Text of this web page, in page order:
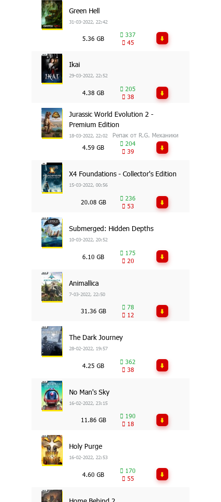
Green Hell
31-03-2022, 22:42
5.36 GB
337
45
Ikai
29-03-2022, 22:52
4.38 GB
205
38
Jurassic World Evolution 2 -
Premium Edition
18-03-2022, 22:02
Репак от R.G. Механики
4.59 GB
204
39
X4 Foundations - Collector's Edition
15-03-2022, 00:56
20.08 GB
236
53
Submerged: Hidden Depths
10-03-2022, 20:52
6.10 GB
175
20
Animallica
7-03-2022, 22:50
31.36 GB
78
12
The Dark Journey
28-02-2022, 19:57
4.25 GB
362
38
No Man's Sky
16-02-2022, 23:15
11.86 GB
190
18
Holy Purge
16-02-2022, 22:53
4.60 GB
170
55